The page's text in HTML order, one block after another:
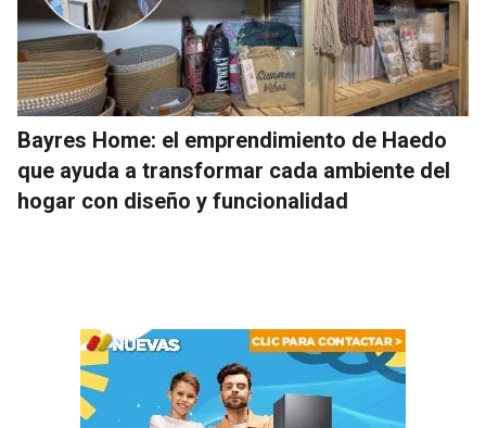
Bayres Home: el emprendimiento de Haedo
que ayuda a transformar cada ambiente del
hogar con diseño y funcionalidad